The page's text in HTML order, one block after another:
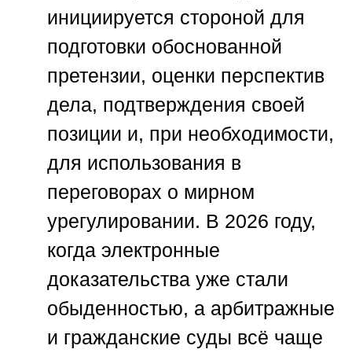
инициируется стороной для
подготовки обоснованной
претензии, оценки перспектив
дела, подтверждения своей
позиции и, при необходимости,
для использования в
переговорах о мирном
урегулировании. В 2026 году,
когда электронные
доказательства уже стали
обыденностью, а арбитражные
и гражданские суды всё чаще